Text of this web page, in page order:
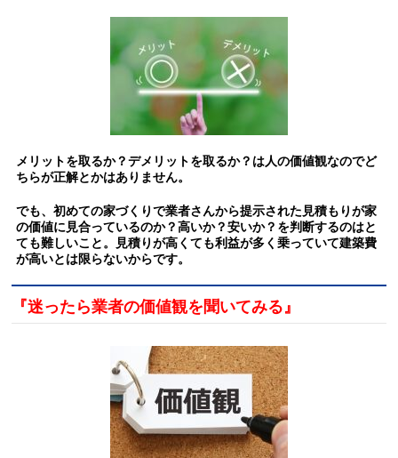
メリットを取るか？デメリットを取るか？は人の価値観なのでど
ちらが正解とかはありません。
でも、初めての家づくりで業者さんから提示された見積もりが家
の価値に見合っているのか？高いか？安いか？を判断するのはと
ても難しいこと。
見積りが高くても利益が多く乗っていて建築費
が高いとは限らないからです。
『迷ったら業者の価値観を聞いてみる』